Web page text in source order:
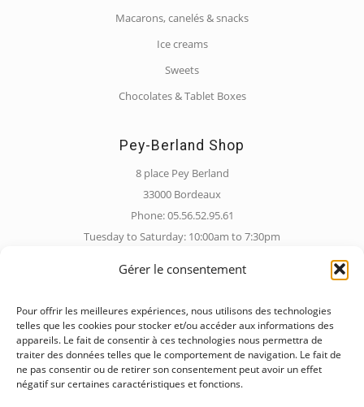
Gérer le consentement
Pour offrir les meilleures expériences, nous utilisons des technologies
telles que les cookies pour stocker et/ou accéder aux informations des
appareils. Le fait de consentir à ces technologies nous permettra de
traiter des données telles que le comportement de navigation. Le fait de
ne pas consentir ou de retirer son consentement peut avoir un effet
négatif sur certaines caractéristiques et fonctions.
Macarons, canelés & snacks
Ice creams
Sweets
Chocolates & Tablet Boxes
Pey-Berland Shop
8 place Pey Berland
33000 Bordeaux
Phone: 05.56.52.95.61
Tuesday to Saturday: 10:00am to 7:30pm
Barrière de Pessac Shop
228 Rue de Pessac
33000 Bordeaux
Phone: 05.56.12.24.53